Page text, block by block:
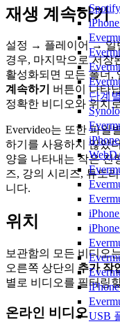
단계
USB
재생 계속하기
설정 → 플레이어 → 일
경우, 마지막으로 저장
활성화되면 모든 폴더,
계속하기
버튼이 나타
정확한 비디오와 위치
Evervideo는 또한 파일
하기를 사용하지 않았
양을 나타내는 작은 진
즈, 강의 시리즈, 튜토
니다.
위치
보관함의 모든 비디오
오른쪽 상단의 추가 작
별로 비디오를 필터링
온라인 비디오